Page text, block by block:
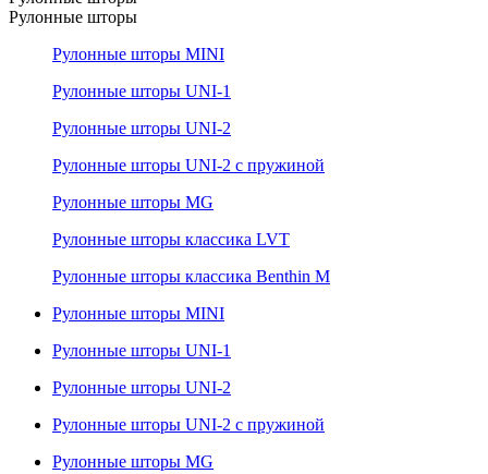
Рулонные шторы
Рулонные шторы MINI
Рулонные шторы UNI-1
Рулонные шторы UNI-2
Рулонные шторы UNI-2 с пружиной
Рулонные шторы MG
Рулонные шторы классика LVT
Рулонные шторы классика Benthin M
Рулонные шторы MINI
Рулонные шторы UNI-1
Рулонные шторы UNI-2
Рулонные шторы UNI-2 с пружиной
Рулонные шторы MG